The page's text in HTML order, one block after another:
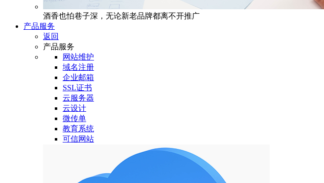
酒香也怕巷子深，无论新老品牌都离不开推广
产品服务
返回
产品服务
网站维护
域名注册
企业邮箱
SSL证书
云服务器
云设计
微传单
教育系统
可信网站